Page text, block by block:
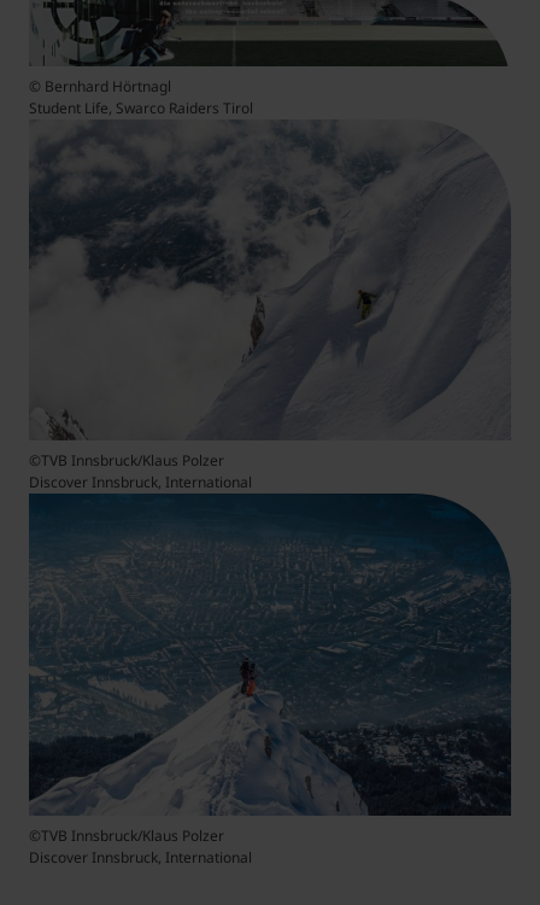
© Bernhard Hörtnagl
Student Life, Swarco Raiders Tirol
©TVB Innsbruck/Klaus Polzer
Discover Innsbruck, International
©TVB Innsbruck/Klaus Polzer
Discover Innsbruck, International